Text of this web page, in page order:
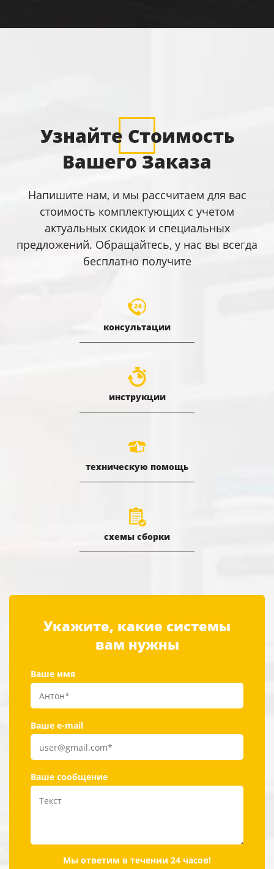
Узнайте Стоимость
Вашего Заказа
Напишите нам, и мы рассчитаем для вас
стоимость комплектующих с учетом
актуальных скидок и специальных
предложений. Обращайтесь, у нас вы всегда
бесплатно получите
консультации
инструкции
техническую помощь
схемы сборки
Укажите, какие системы
вам нужны
Ваше имя
Ваше e-mail
Ваше сообщение
Мы ответим в течении 24 часов!